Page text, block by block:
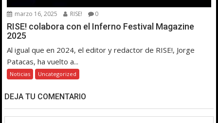
marzo 16, 2025 RISE! 0
RISE! colabora con el Inferno Festival Magazine
2025
Al igual que en 2024, el editor y redactor de RISE!, Jorge
Patacas, ha vuelto a...
Noticias Uncategorized
DEJA TU COMENTARIO